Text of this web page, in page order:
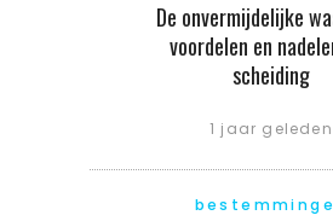
De onvermijdelijke
voordelen en
scheiding
1 jaar geleden